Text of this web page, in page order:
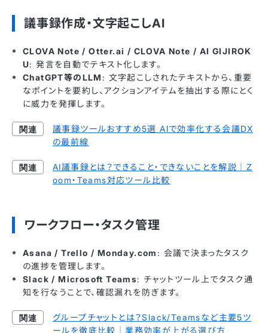
議事録作成・文字起こしAI
CLOVA Note / Otter.ai / CLOVA Note / AI GIJIROK
U: 発言を自動でテキスト化します。
ChatGPT等のLLM : 文字起こしされたテキストから、重要
なポイントを要約し、アクションアイテムを抽出する際にとく
に威力を発揮します。
議事録ツールおすすめ5選 AIで効率化する会議DX
の最前線
AI議事録とは？できること・できないことを解説｜Z
oom・Teams対応ツール比較
ワークフロー・タスク管理
Asana / Trello / Monday.com : 会議で決まったタスク
の進捗を管理します。
Slack / Microsoft Teams: チャットツール上でタスク通
知を行なうことで、確認漏れを防ぎます。
グループチャットとは？Slack/Teamsなど主要5ツ
ールを徹底比較｜業務効率が上がる選び方